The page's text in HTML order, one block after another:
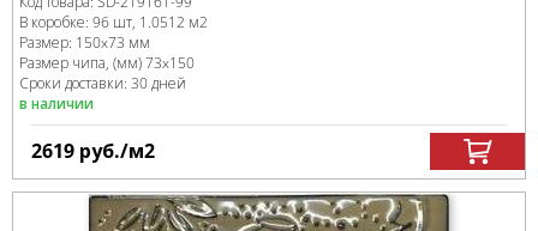
В коробке: 96 шт, 1.0512 м2
Размер: 150x73 мм
Размер чипа, (мм)73x150
Сроки доставки: 30 дней
в наличии
2619 руб./м2